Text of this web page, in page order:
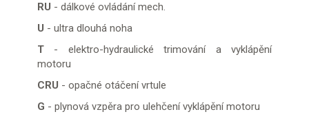
RU - dálkové ovládání mech.
U - ultra dlouhá noha
T - elektro-hydraulické trimování a vyklápění
motoru
CRU - opačné otáčení vrtule
G - plynová vzpěra pro ulehčení vyklápění motoru